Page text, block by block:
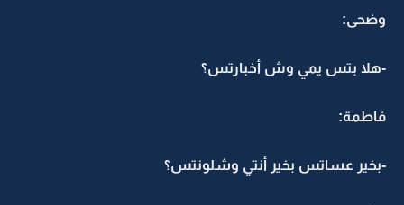
وضحى:
-هلا بتس يمي وش أخبارتس؟
فاطمة:
-بخير عساتس بخير أنتي وشلونتس؟